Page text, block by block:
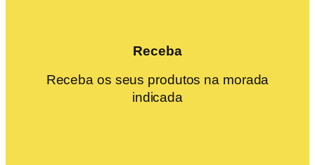
Receba
Receba os seus produtos na morada
indicada